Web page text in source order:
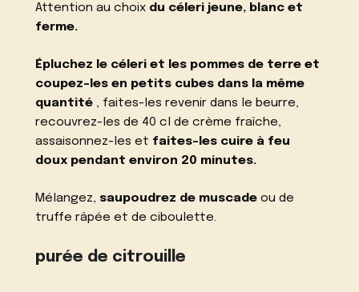
Attention au choix du céleri jeune, blanc et
ferme.
Épluchez le céleri et les pommes de terre et
coupez-les en petits cubes dans la même
quantité , faites-les revenir dans le beurre,
recouvrez-les de 40 cl de crème fraîche,
assaisonnez-les et faites-les cuire à feu
doux pendant environ 20 minutes.
Mélangez, saupoudrez de muscade ou de
truffe râpée et de ciboulette.
purée de citrouille